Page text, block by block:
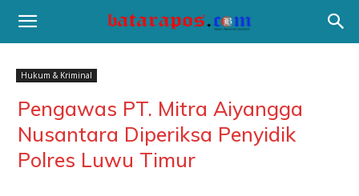
Hukum & Kriminal
Pengawas PT. Mitra Aiyangga
Nusantara Diperiksa Penyidik
Polres Luwu Timur